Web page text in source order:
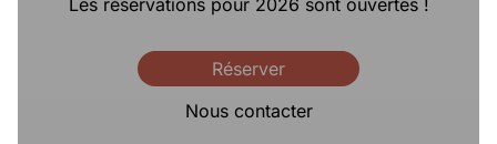
Réserver
Nous contacter